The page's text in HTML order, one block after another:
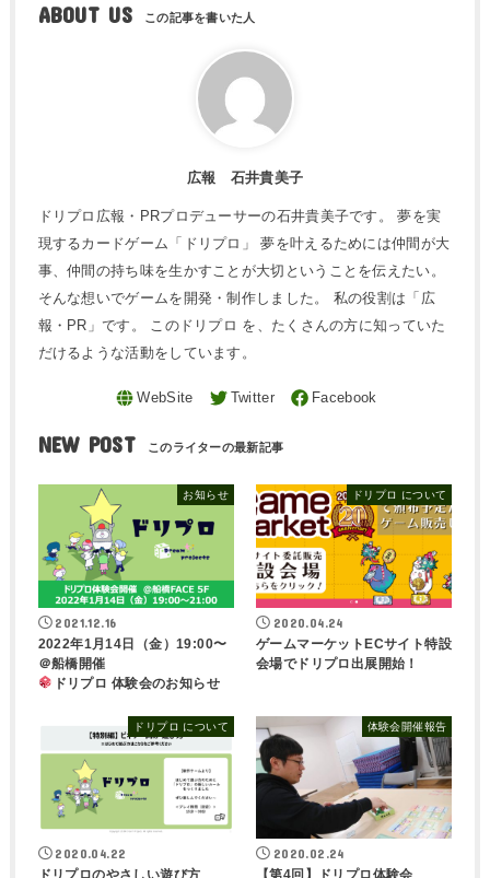
ABOUT US
広報 石井貴美子
ドリプロ広報・PRプロデューサーの石井貴美子です。 夢を実
現するカードゲーム「ドリプロ」 夢を叶えるためには仲間が大
事、仲間の持ち味を生かすことが大切ということを伝えたい。
そんな想いでゲームを開発・制作しました。 私の役割は「広
報・PR」です。 このドリプロ を、たくさんの方に知っていた
だけるような活動をしています。
NEW POST
お知らせ
2021.12.16
2022年1月14日（金）19:00〜
＠船橋開催
ドリプロ 体験会のお知らせ
ドリプロ について
2020.04.24
ゲームマーケットECサイト特設
会場でドリプロ出展開始！
ドリプロ について
2020.04.22
体験会開催報告
2020.02.24